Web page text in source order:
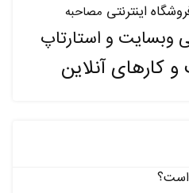
اینترنتی مصاحبه
وبسایت و استارتاپ
کارهای آنلاین
است؟